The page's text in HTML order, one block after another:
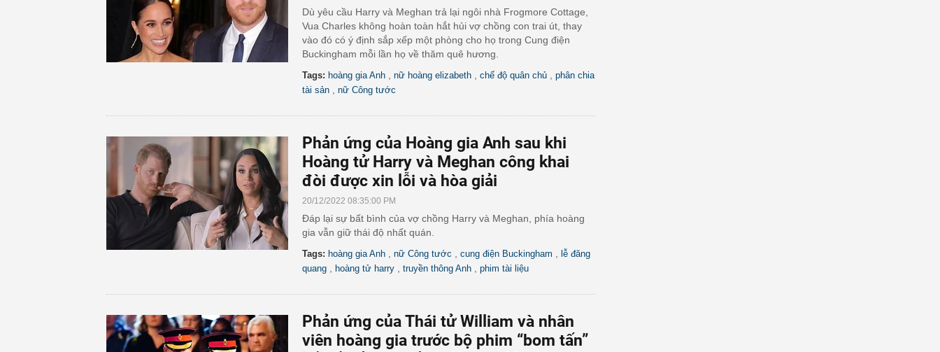
Dù yêu cầu Harry và Meghan trả lại ngôi nhà Frogmore Cottage,
Vua Charles không hoàn toàn hắt hủi vợ chồng con trai út, thay
vào đó có ý định sắp xếp một phòng cho họ trong Cung điện
Buckingham mỗi lần họ về thăm quê hương.
Tags: hoàng gia Anh nữ hoàng elizabeth chế độ quân chủ
phân chia
tài sản
nữ Công tước
Phản ứng của Hoàng gia Anh sau khi
Hoàng tử Harry và Meghan công khai
đòi được xin lỗi và hòa giải
20/12/2022 08:35:00 PM
Đáp lại sự bất bình của vợ chồng Harry và Meghan, phía hoàng
gia vẫn giữ thái độ nhất quán.
Tags: hoàng gia Anh nữ Công tước cung điện Buckingham
lễ đăng
quang
hoàng tử harry truyền thông Anh phim tài liệu
Phản ứng của Thái tử William và nhân
viên hoàng gia trước bộ phim “bom tấn”